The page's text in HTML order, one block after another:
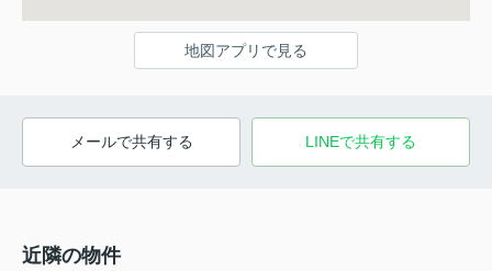
地図アプリで見る
メールで共有する LINEで共有する
近隣の物件